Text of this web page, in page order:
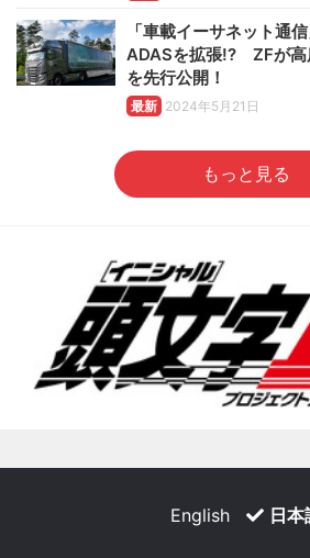
「車載イーサネット通
ADASを拡張!? ZFが高
を先行公開！
最新 2024年5月21日
もっと見る
English 日本